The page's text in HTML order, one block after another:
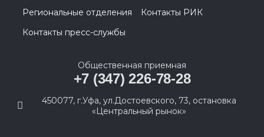
Региональные отделения
Контакты РИК
Контакты пресс-службы
Общественная приемная
+7 (347) 226-78-28
450077, г.Уфа, ул.Достоевского, 73, остановка
«Центральный рынок»